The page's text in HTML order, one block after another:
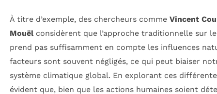
À titre d’exemple, des chercheurs comme Vincent
Mouëlconsidèrent que l’approche traditionnelle sur
prend pas suffisamment en compte les influences
facteurs sont souvent négligés, ce qui peut biaiser
système climatique global. En explorant ces
évident que, bien que les actions humaines soient